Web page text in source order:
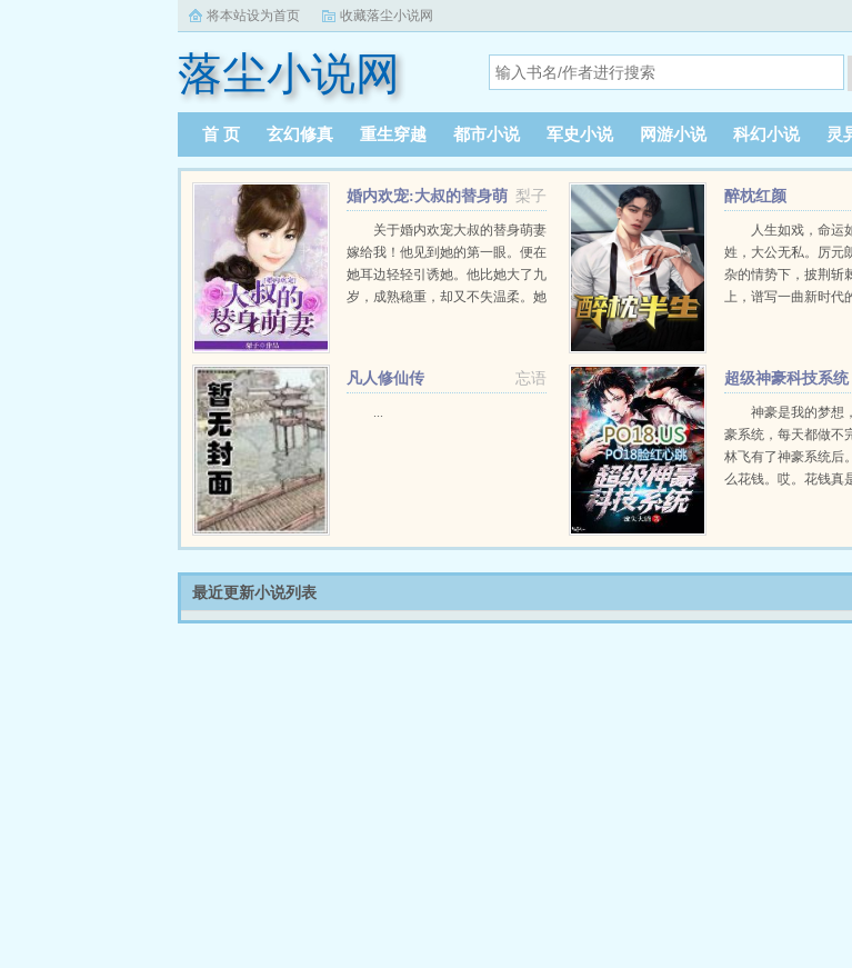
将本站设为首页 收藏落尘小说网
落尘小说网
首 页 玄幻修真 重生穿越 都市小说 军史小说 网游小说 科幻小说 灵
梨子
婚内欢宠:大叔的替身萌
关于婚内欢宠大叔的替身萌妻
嫁给我！他见到她的第一眼。便在
她耳边轻轻引诱她。他比她大了九
岁，成熟稳重，却又不失温柔。她
醉枕红颜
人生如戏，命运
姓，大公无私。厉元
杂的情势下，披荆斩
上，谱写一曲新时代
忘语
凡人修仙传
...
超级神豪科技系统
神豪是我的梦想
豪系统，每天都做不
林飞有了神豪系统后
么花钱。哎。花钱真
最近更新小说列表